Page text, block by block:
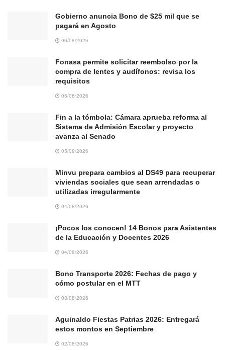
Gobierno anuncia Bono de $25 mil que se
pagará en Agosto
06/08/2026
Fonasa permite solicitar reembolso por la
compra de lentes y audífonos: revisa los
requisitos
05/08/2026
Fin a la tómbola: Cámara aprueba reforma al
Sistema de Admisión Escolar y proyecto
avanza al Senado
05/08/2026
Minvu prepara cambios al DS49 para recuperar
viviendas sociales que sean arrendadas o
utilizadas irregularmente
04/08/2026
¡Pocos los conocen! 14 Bonos para Asistentes
de la Educación y Docentes 2026
04/08/2026
Bono Transporte 2026: Fechas de pago y
cómo postular en el MTT
03/08/2026
Aguinaldo Fiestas Patrias 2026: Entregará
estos montos en Septiembre
02/08/2026